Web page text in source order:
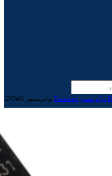
ترانزیستور Transistor
ترانزیستور 2N5401